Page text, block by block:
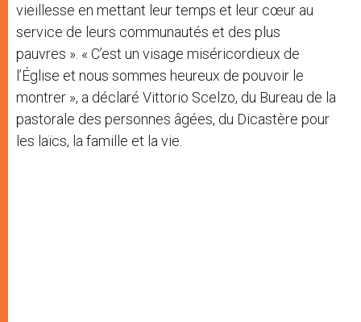
vieillesse en mettant leur temps et leur cœur au
service de leurs communautés et des plus
pauvres ». « C’est un visage miséricordieux de
l’Église et nous sommes heureux de pouvoir le
montrer », a déclaré Vittorio Scelzo, du Bureau de la
pastorale des personnes âgées, du Dicastère pour
les laïcs, la famille et la vie.